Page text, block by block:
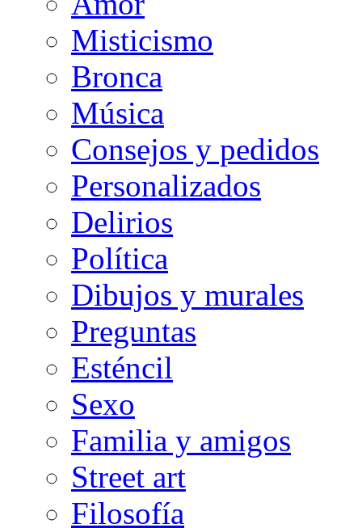
Misticismo
Bronca
Música
Consejos y pedidos
Personalizados
Delirios
Política
Dibujos y murales
Preguntas
Esténcil
Sexo
Familia y amigos
Street art
Filosofía